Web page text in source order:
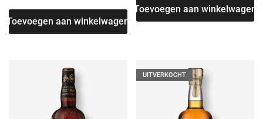
Toevoegen aan winkelwagen
Toevoegen aan winkelwagen
UITVERKOCHT